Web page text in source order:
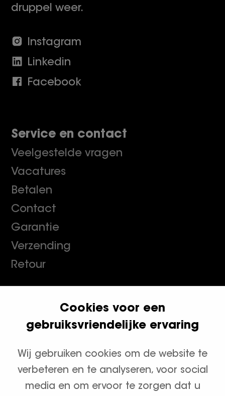
druppel weer.
Instagram
Linkedin
Facebook
Service en contact
Veelgestelde vragen
Vacatures
Betalen
Contact
Garantie
Verzending
Retour
Klanten geven ons een 9.8
Productcategorieën
Waterontharders
Cookies voor een
gebruiksvriendelijke ervaring
Wij gebruiken cookies om de website te
verbeteren en te analyseren, voor social
media en om ervoor te zorgen dat u